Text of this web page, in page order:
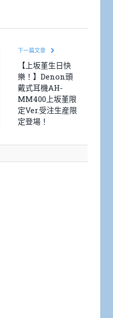
下一篇文章
【上坂堇生日快
樂！】Denon頭
戴式耳機AH-
MM400上坂堇限
定Ver.受注生産限
定登場！